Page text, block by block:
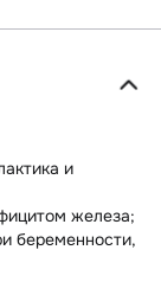
и
железа;
беременности,